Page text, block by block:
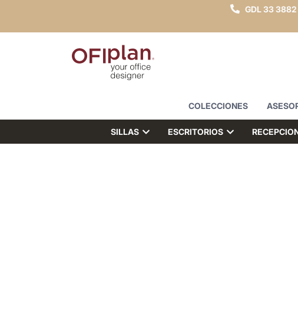
GDL33 3882
COLECCIONES
SILLAS ESCRITORIOS